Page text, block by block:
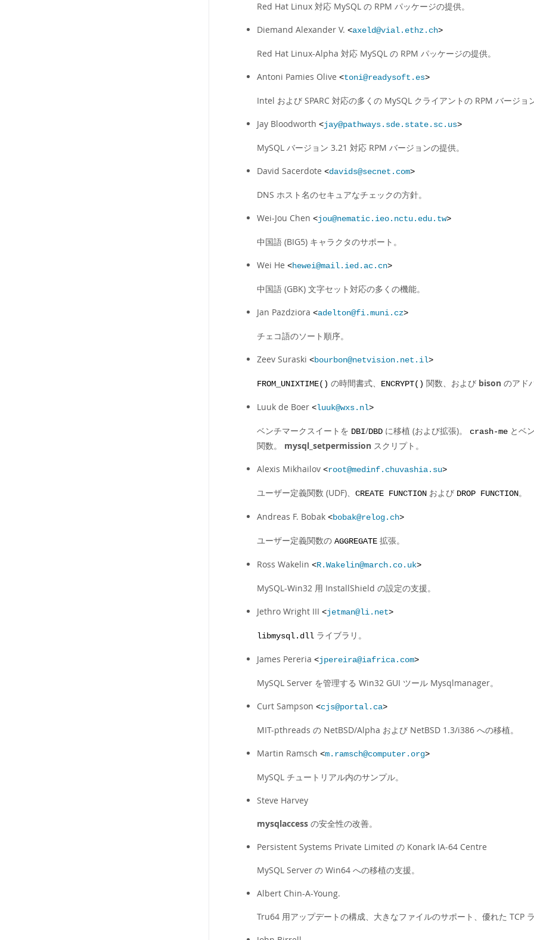
Red Hat Linux 対応 MySQL の RPM パッケージの提供。
Diemand Alexander V. <axeld@vial.ethz.ch>
Red Hat Linux-Alpha 対応 MySQL の RPM パッケージの提供。
Antoni Pamies Olive <toni@readysoft.es>
Intel および SPARC 対応の多くの MySQL クライアントの RPM バージョ
Jay Bloodworth <jay@pathways.sde.state.sc.us>
MySQL バージョン 3.21 対応 RPM バージョンの提供。
David Sacerdote <davids@secnet.com>
DNS ホスト名のセキュアなチェックの方針。
Wei-Jou Chen <jou@nematic.ieo.nctu.edu.tw>
中国語 (BIG5) キャラクタのサポート。
Wei He <hewei@mail.ied.ac.cn>
中国語 (GBK) 文字セット対応の多くの機能。
Jan Pazdziora <adelton@fi.muni.cz>
チェコ語のソート順序。
Zeev Suraski <bourbon@netvision.net.il>
FROM_UNIXTIME() の時間書式、 ENCRYPT() 関数、および bison のアド
Luuk de Boer < luuk@wxs.nl>
ベンチマークスイートを DBI/DBD に移植 (および拡張)。 crash-me とベ
関数。 mysql_setpermission スクリプト。
Alexis Mikhailov <root@medinf.chuvashia.su>
ユーザー定義関数 (UDF)、 CREATE FUNCTION および DROP FUNCTION。
Andreas F. Bobak <bobak@relog.ch>
ユーザー定義関数の AGGREGATE 拡張。
Ross Wakelin <R.Wakelin@march.co.uk>
MySQL-Win32 用 InstallShield の設定の支援。
Jethro Wright III <jetman@li.net>
libmysql.dll ライブラリ。
James Pereria <jpereira@iafrica.com>
MySQL Server を管理する Win32 GUI ツール Mysqlmanager。
Curt Sampson <cjs@portal.ca>
MIT-pthreads の NetBSD/Alpha および NetBSD 1.3/i386 への移植。
Martin Ramsch <m.ramsch@computer.org>
MySQL チュートリアル内のサンプル。
Steve Harvey
mysqlaccess の安全性の改善。
Persistent Systems Private Limited の Konark IA-64 Centre
MySQL Server の Win64 への移植の支援。
Albert Chin-A-Young.
Tru64 用アップデートの構成、大きなファイルのサポート、優れた TCP